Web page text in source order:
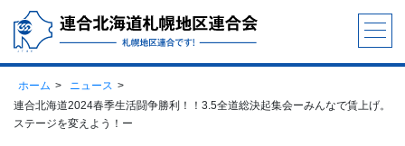
ホーム
ニュース
連合北海道2024春季生活闘争勝利！！3.5全道総決起集会ーみんなで賃上げ。
ステージを変えよう！ー